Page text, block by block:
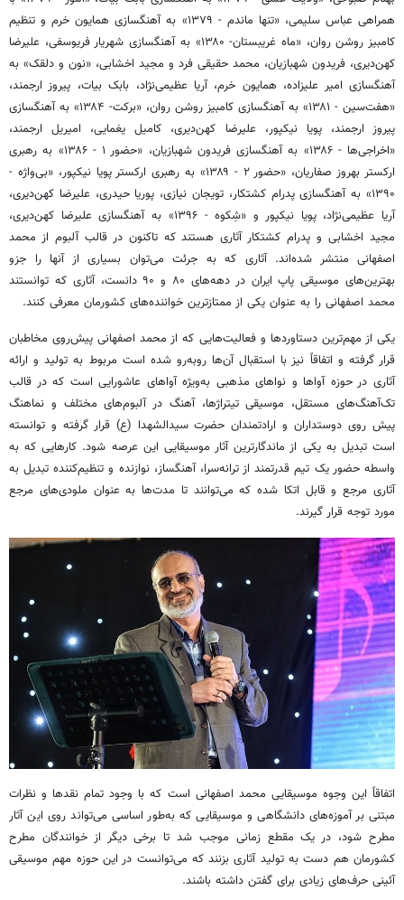
همراهی عباس سلیمی، «تنها ماندم - ۱۳۷۹» به آهنگسازی همایون خرم و تنظیم
کامبیز روشن روان، «ماه غریبستان- ۱۳۸۰» به آهنگسازی شهریار
فریوسفی، علیرضا
کهن‌دیری، فریدون شهبازیان، محمد حقیقی فرد و مجید اخشابی، «نون و دلقک» به
آهنگسازی امیر علیزاده، همایون خرم، آریا عظیمی‌نژاد، بابک بیات، پیروز ارجمند،
«هفت‌سین - ۱۳۸۱» به آهنگسازی کامبیز روشن روان، «برکت- ۱۳۸۴» به آهنگسازی
پیروز ارجمند، پویا نیکپور، علیرضا کهن‌دیری، کامیل یغمایی، امیریلارجمند،
«اخراجی‌ها
- ۱۳۸۶» به آهنگسازی فریدون شهبازیان، «حضور ۱ - ۱۳۸۶» به رهبری
ارکستر بهروز صفاریان، «حضور ۲ - ۱۳۸۹» به رهبری ارکستر پویا نیکپور، «بی‌واژه -
۱۳۹۰» به آهنگسازی پدرام کشتکار،
تویجان نیازی، پوریا حیدری، علیرضا کهن‌دیری،
آریا عظیمی‌نژاد، پویا نیکپور و «شِکوه - ۱۳۹۶» به آهنگسازی علیرضا کهن‌دیری،
مجید اخشابیو پدرام کشتکار آثاری هستند که تاکنون در قالب آلبوم از محمد
اصفهانی منتشر شده‌اند. آثاری که به جرئت می‌توان بسیاری از آنها را جزو
بهترین‌های موسیقی پاپ ایران در دهه‌های ۸۰ و ۹۰ دانست، آثاری که توانستند
محمد اصفهانی را به عنوان یکی از ممتازترین خواننده‌های کشورمان معرفی کنند.
یکی از مهم‌ترین دستاوردها و فعالیت‌هایی که از محمد اصفهانی پیش‌روی مخاطبان
قرار گرفته و اتفاقاً نیز با استقبال آن‌ها روبه‌رو شده است مربوط به تولید و ارائه
آثاری در حوزه آواها و نواهای مذهبی به‌ویژه آواهای عاشورایی است که در قالب
تک‌آهنگ‌های مستقل، موسیقی تیتراژها، آهنگ در آلبوم‌های مختلف و نماهنگ
پیش روی دوستداران و ارادتمندان حضرت سیدالشهدا (ع) قرار گرفته و توانسته
است تبدیل به یکی از ماندگارترین آثار موسیقایی این عرصه شود. کارهایی که به
واسطه حضور یک تیم قدرتمند از ترانه‌سرا، آهنگساز، نوازنده و تنظیم‌کننده تبدیل به
آثاری مرجع و قابل اتکا شده که می‌توانند تا مدت‌ها به عنوان ملودی‌های مرجع
مورد توجه قرار گیرند.
اتفاقاً این وجوه موسیقایی محمد اصفهانی است که با وجود تمام نقدها و نظرات
مبتنی بر آموزه‌های دانشگاهی و موسیقایی که به‌طور اساسی می‌تواند روی این آثار
مطرح شود، در یک مقطع زمانی موجب شد تا برخی دیگر از خوانندگان مطرح
کشورمان هم دست به تولید آثاری بزنند که می‌توانست در این حوزه مهم موسیقی
آئینی حرف‌های زیادی برای گفتن داشته باشند.